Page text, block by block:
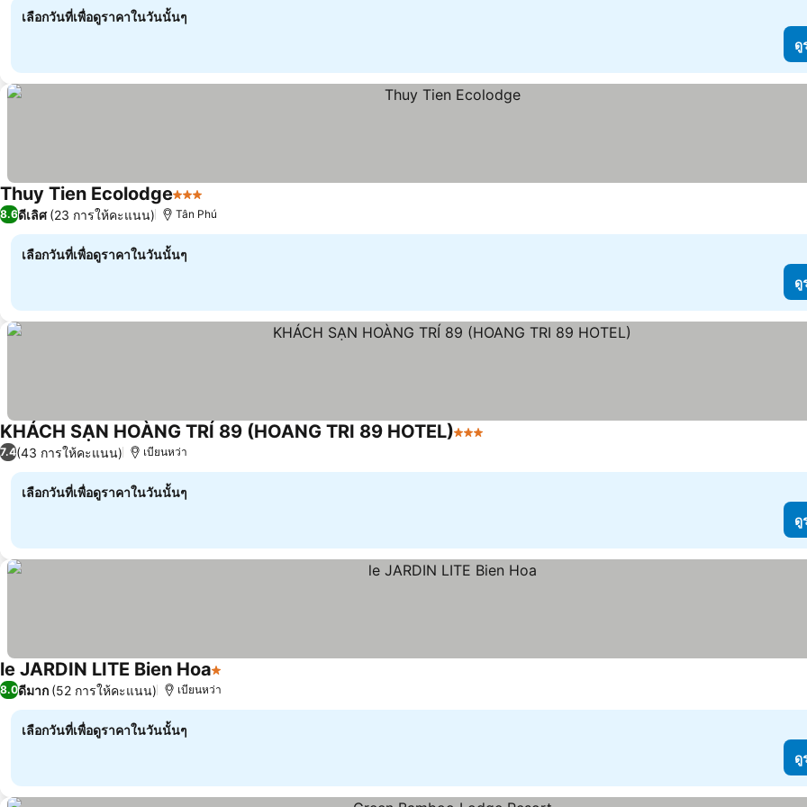
เลือกวันที่เพื่อดูราคาในวันนั้นๆ
ดู
Thuy Tien Ecolodge3 ดาว
8.6ดีเลิศ (23 การให้คะแนน) Tân Phú
เลือกวันที่เพื่อดูราคาในวันนั้นๆ
ดู
KHÁCH SẠN HOÀNG TRÍ 89 (HOANG TRI 89 HOTEL)3 ดาว
7.4(43 การให้คะแนน) เบียนหว่า
เลือกวันที่เพื่อดูราคาในวันนั้นๆ
ดู
le JARDIN LITE Bien Hoa1 ดาว
8.0ดีมาก (52 การให้คะแนน) เบียนหว่า
เลือกวันที่เพื่อดูราคาในวันนั้นๆ
ดู